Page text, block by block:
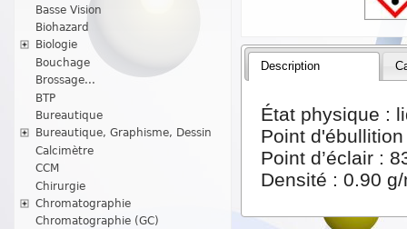
Basse Vision
Biohazard
Biologie
Bouchage
Brossage...
BTP
Bureautique
Bureautique, Graphisme, Dessin
Calcimètre
CCM
Chirurgie
Chromatographie
Chromatographie (GC)
Description
État physique :
Point d'ébullition
Point d’éclair :
Densité : 0.90